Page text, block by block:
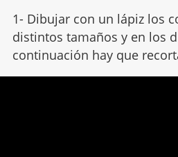
1- Dibujar con un lápiz los
distintos tamaños y en los
continuación hay que